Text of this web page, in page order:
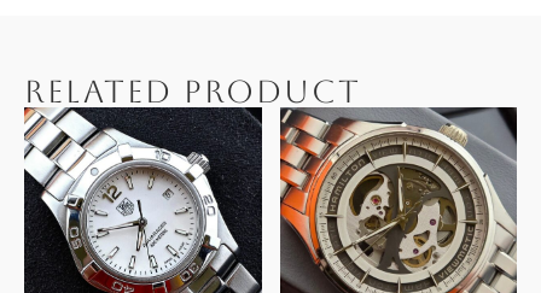
RELATED PRODUCT